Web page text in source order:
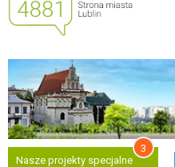
Nasze projekty specjalne
3